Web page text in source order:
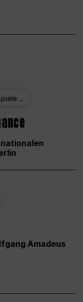
...
Amadeus